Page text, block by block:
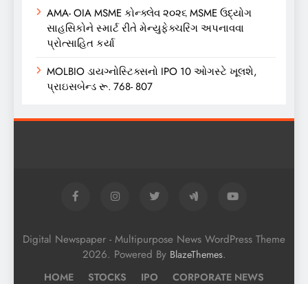
AMA- OIA MSME કોન્ક્લેવ ૨૦૨૬ MSME ઉદ્યોગ
સાહસિકોને સ્માર્ટ રીતે મેન્યુફેક્ચરિંગ અપનાવવા
પ્રોત્સાહિત કર્યા
MOLBIO ડાયગ્નોસ્ટિક્સનો IPO 10 ઓગસ્ટે ખૂલશે,
પ્રાઇસબેન્ડ રૂ. 768- 807
Digital Newspaper - Multipurpose News WordPress Theme
2026. Powered By BlazeThemes.
HOME STOCKS IPO CORPORATE NEWS